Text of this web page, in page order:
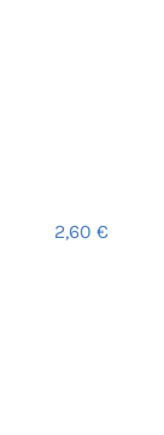
2,60€